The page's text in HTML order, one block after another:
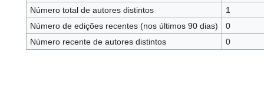
Número total de autores distintos
1
Número de edições recentes (nos últimos 90 dias)
0
Número recente de autores distintos
0